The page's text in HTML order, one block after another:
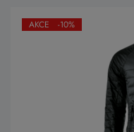
AKCE -10%